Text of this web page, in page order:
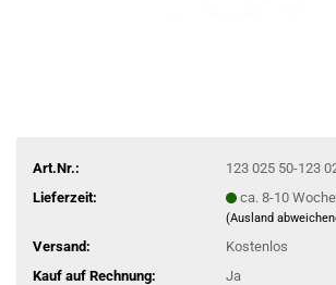
Art.Nr.:
123 025 50-123
Lieferzeit:
ca. 8-10
(Ausland
Versand:
Kostenlos
Kauf auf Rechnung:
Ja